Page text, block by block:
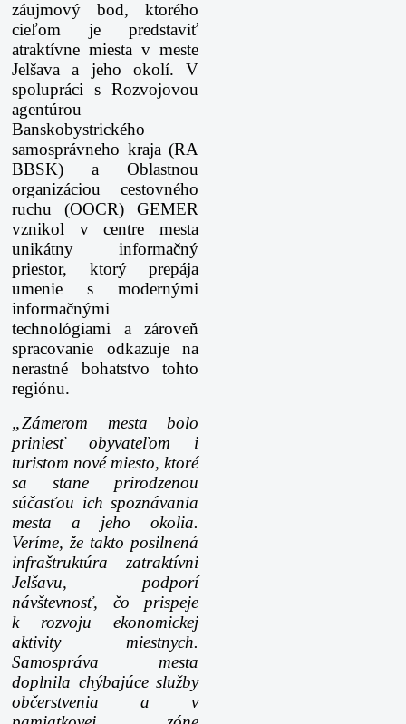
záujmový bod, ktorého
cieľom je predstaviť
atraktívne miesta v meste
Jelšava a jeho okolí. V
spolupráci s Rozvojovou
agentúrou
Banskobystrického
samosprávneho kraja (RA
BBSK) a Oblastnou
organizáciou cestovného
ruchu (OOCR) GEMER
vznikol v centre mesta
unikátny informačný
priestor, ktorý prepája
umenie s modernými
informačnými
technológiami a zároveň
spracovanie odkazuje na
nerastné bohatstvo tohto
regiónu.
„Zámerom mesta bolo
priniesť obyvateľom i
turistom nové miesto, ktoré
sa stane prirodzenou
súčasťou ich spoznávania
mesta a jeho okolia.
Veríme, že takto posilnená
infraštruktúra zatraktívni
Jelšavu, podporí
návštevnosť, čo prispeje
k rozvoju ekonomickej
aktivity miestnych.
Samospráva mesta
doplnila chýbajúce služby
občerstvenia a v